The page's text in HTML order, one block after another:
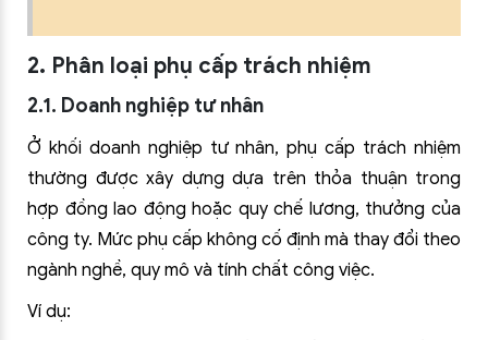
2. Phân loại phụ cấp trách nhiệm
2.1. Doanh nghiệp tư nhân
Ở khối doanh nghiệp tư nhân, phụ cấp trách nhiệm
thường được xây dựng dựa trên thỏa thuận trong
hợp đồng lao động hoặc quy chế lương, thưởng của
công ty. Mức phụ cấp không cố định mà thay đổi theo
ngành nghề, quy mô và tính chất công việc.
Ví dụ: